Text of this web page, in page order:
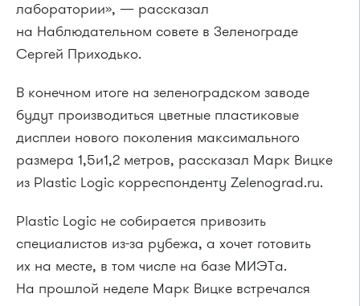
лаборатории», — рассказал
на Наблюдательном совете в Зеленограде
Сергей Приходько.
В конечном итоге на зеленоградском заводе
будут производиться цветные пластиковые
дисплеи нового поколения максимального
размера 1,5и1,2 метров, рассказал Марк Вицке
из Plastic Logic корреспонденту Zelenograd.ru.
Plastic Logic не собирается привозить
специалистов из-за рубежа, а хочет готовить
их на месте, в том числе на базе МИЭТа.
На прошлой неделе Марк Вицке встречался